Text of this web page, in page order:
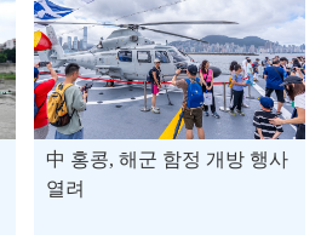
中 홍콩, 해군 함정 개방 행사
열려